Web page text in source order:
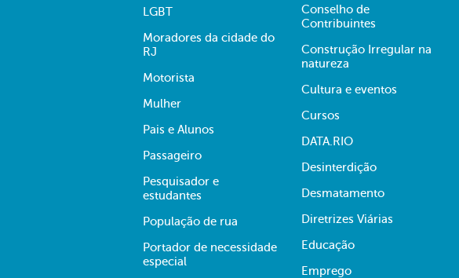
LGBT
Moradores da cidade do
RJ
Motorista
Mulher
Pais e Alunos
Passageiro
Pesquisador e
estudantes
População de rua
Portador de necessidade
especial
Conselho de
Contribuintes
Construção Irregular na
natureza
Cultura e eventos
Cursos
DATA.RIO
Desinterdição
Desmatamento
Diretrizes Viárias
Educação
Emprego